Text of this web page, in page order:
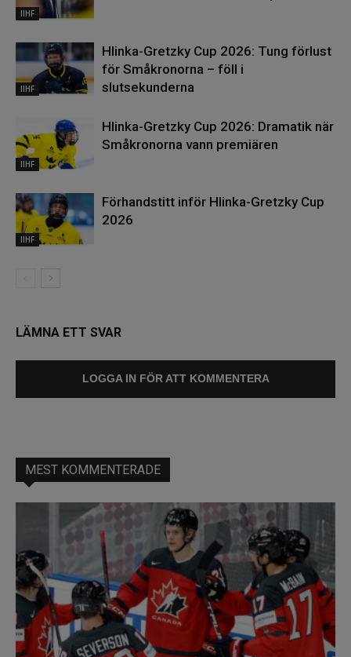
IIHF
IIHF
Hlinka-Gretzky Cup 2026: Tung förlust
för Småkronorna – föll i
slutsekunderna
IIHF
Hlinka-Gretzky Cup 2026: Dramatik när
Småkronorna vann premiären
IIHF
Förhandstitt inför Hlinka-Gretzky Cup
2026
LÄMNA ETT SVAR
LOGGA IN FÖR ATT KOMMENTERA
MEST KOMMENTERADE